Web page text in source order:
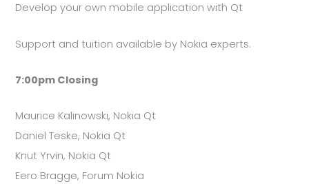
Develop your own mobile application with Qt
Support and tuition available by Nokia experts.
7:00pm Closing
Maurice Kalinowski, Nokia Qt
Daniel Teske, Nokia Qt
Knut Yrvin, Nokia Qt
Eero Bragge, Forum Nokia